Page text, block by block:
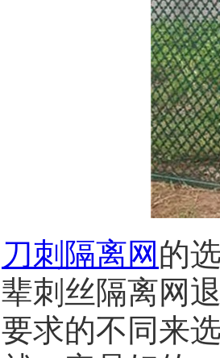
刀刺隔离网 的
辈刺丝隔离网
要求的不同来